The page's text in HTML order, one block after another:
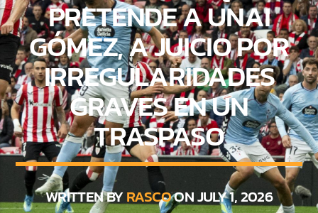
CURRENT TRACK
TITLE
ARTIST
PRETENDE A UNAI
GÓMEZ, A JUICIO POR
IRREGULARIDADES
GRAVES EN UN
TRASPASO
WRITTEN BYRASCOON JULY 1, 2026